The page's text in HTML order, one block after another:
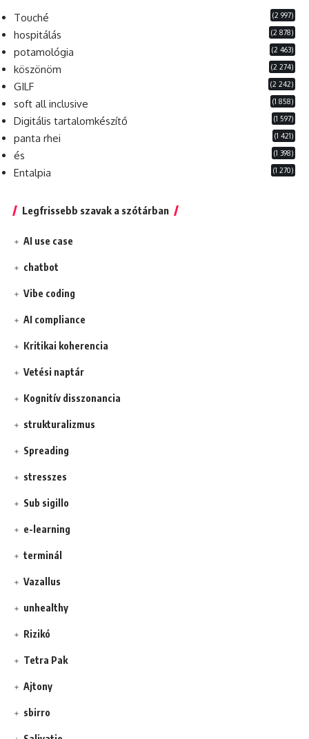
Touché (2 997)
hospitálás (2 878)
potamológia (2 463)
köszönöm (2 274)
GILF (2 242)
soft all inclusive (1 858)
Digitális tartalomkészítő (1 597)
panta rhei (1 421)
és (1 398)
Entalpia (1 270)
Legfrissebb szavak a szótárban
AI use case
chatbot
Vibe coding
AI compliance
Kritikai koherencia
Vetési naptár
Kognitív disszonancia
strukturalizmus
Spreading
stresszes
Sub sigillo
e-learning
terminál
Vazallus
unhealthy
Rizikó
Tetra Pak
Ajtony
sbirro